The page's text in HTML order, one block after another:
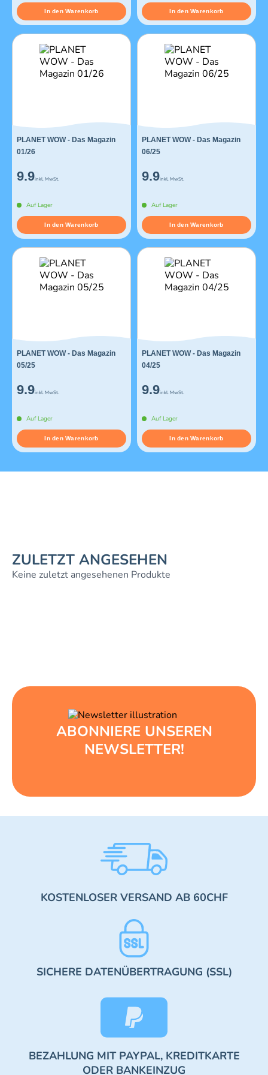
In den Warenkorb In den Warenkorb
PLANET WOW - Das Magazin
01/26
9.9inkl. MwSt.
Auf Lager
In den Warenkorb
PLANET WOW - Das Magazin
06/25
9.9inkl. MwSt.
Auf Lager
In den Warenkorb
PLANET WOW - Das Magazin
05/25
9.9inkl. MwSt.
Auf Lager
In den Warenkorb
PLANET WOW - Das Magazin
04/25
9.9inkl. MwSt.
Auf Lager
In den Warenkorb
ZULETZT ANGESEHEN
Keine zuletzt angesehenen Produkte
ABONNIERE UNSEREN
NEWSLETTER!
KOSTENLOSER VERSAND AB 60CHF
SICHERE DATENÜBERTRAGUNG (SSL)
BEZAHLUNG MIT PAYPAL, KREDITKARTE
ODER BANKEINZUG